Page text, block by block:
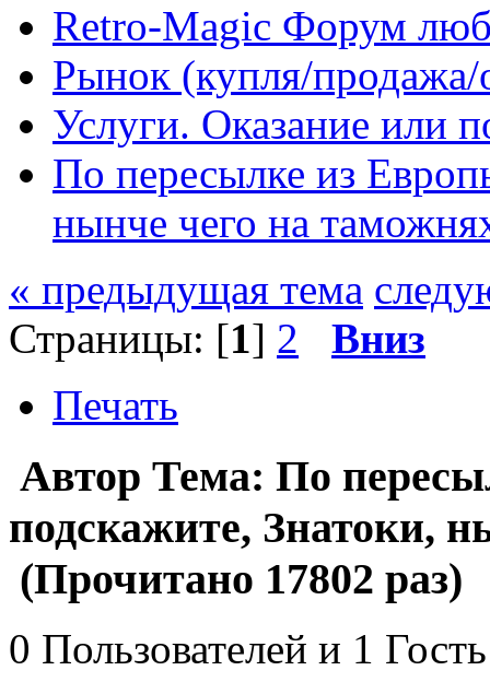
Retro-Magic Форум
Рынок (купля/продажа/
Услуги. Оказание или
По пересылке из
нынче чего на
« предыдущая тема
Страницы: [1] 2
Вниз
Печать
Автор Тема: По
подскажите, Знатоки,
(Прочитано 17802 раз)
0 Пользователей и 1